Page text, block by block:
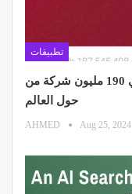
تطبيقات
موقع به اكبر قاعدة بيانات تضم حوالي 190 مليون شركة من
حول العالم
AHMED Aug 25, 2024